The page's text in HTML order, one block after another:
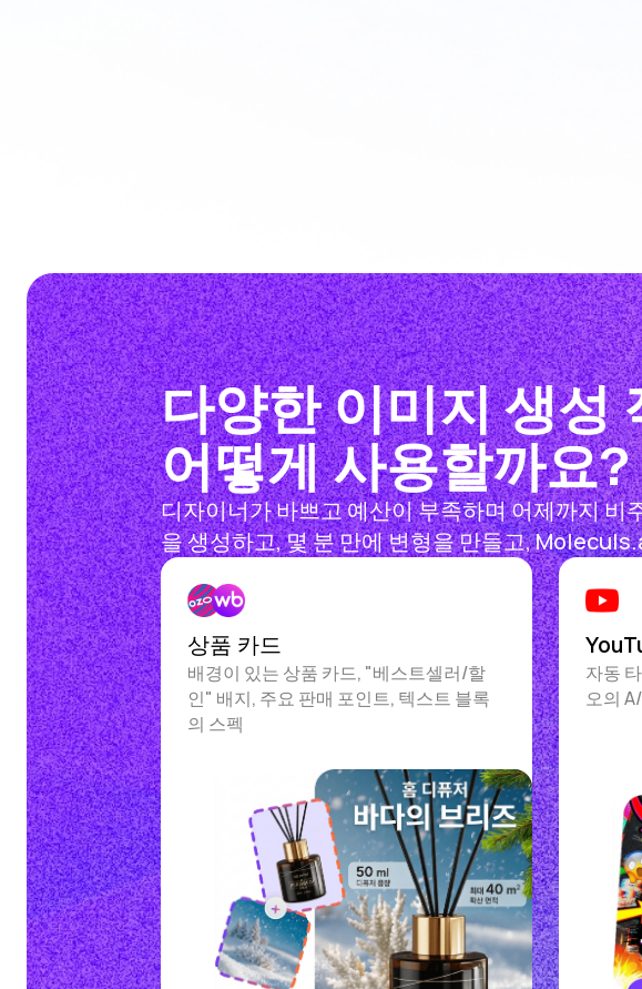
다양한 이미지 생
어떻게 사용할까요?
디자이너가 바쁘고 예산이 부족하며 어제까지
을 생성하고, 몇 분 만에 변형을 만들고,
상품 카드
배경이 있는 상품 카드, "베스트셀러/할
인" 배지, 주요 판매 포인트, 텍스트 블록
의 스펙
자동
오의